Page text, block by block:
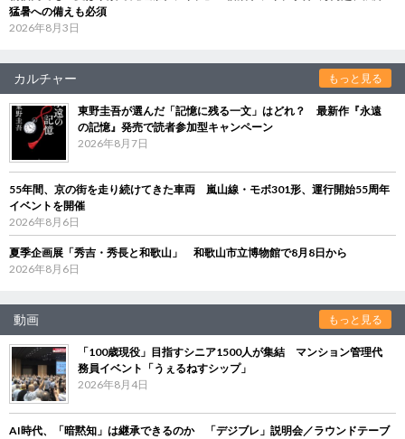
猛暑への備えも必須
2026年8月3日
カルチャー もっと見る
東野圭吾が選んだ「記憶に残る一文」はどれ？ 最新作『永遠
の記憶』発売で読者参加型キャンペーン
2026年8月7日
55年間、京の街を走り続けてきた車両 嵐山線・モボ301形、運行開始55周年
イベントを開催
2026年8月6日
夏季企画展「秀吉・秀長と和歌山」 和歌山市立博物館で8月8日から
2026年8月6日
動画 もっと見る
「100歳現役」目指すシニア1500人が集結 マンション管理代
務員イベント「うぇるねすシップ」
2026年8月4日
AI時代、「暗黙知」は継承できるのか 「デジブレ」説明会／ラウンドテーブ